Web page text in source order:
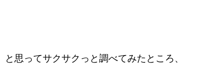
と思ってサクサクっと調べてみたところ、